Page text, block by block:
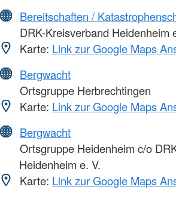
Bereitschaften /
DRK-Kreisverband Heidenheim
Karte: Link zur Google Maps
Bergwacht
Ortsgruppe Herbrechtingen
Karte: Link zur Google Maps
Bergwacht
Ortsgruppe Heidenheim c/o
Heidenheim e. V.
Karte: Link zur Google Maps